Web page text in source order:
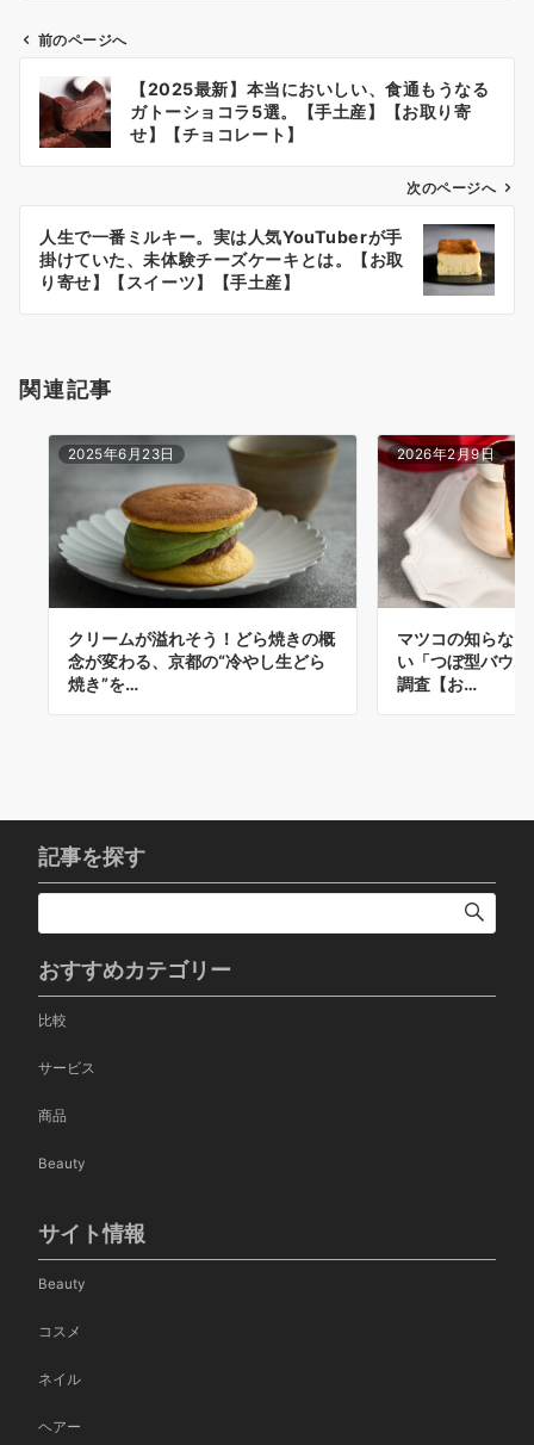
稿
ナ
ビ
ゲ
ー
シ
ョ
前のページへ
【2025最新】本当においしい、食通もうなる
ガトーショコラ5選。【手土産】【お取り寄
せ】【チョコレート】
次のページへ
人生で一番ミルキー。実は人気YouTuberが手
掛けていた、未体験チーズケーキとは。【お取
り寄せ】【スイーツ】【手土産】
関連記事
2025年6月23日
クリームが溢れそう！どら焼きの概
念が変わる、京都の“冷やし生どら
焼き”を…
2026年2月9日
マツコの知らな
い「つぼ型バウ
調査【お…
記事を探す
おすすめカテゴリー
比較
サービス
商品
Beauty
サイト情報
Beauty
コスメ
ネイル
ヘアー